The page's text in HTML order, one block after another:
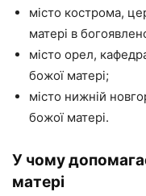
місто кострома,
матері в
місто орел,
божої матері;
місто нижній
божої матері.
У чому
матері